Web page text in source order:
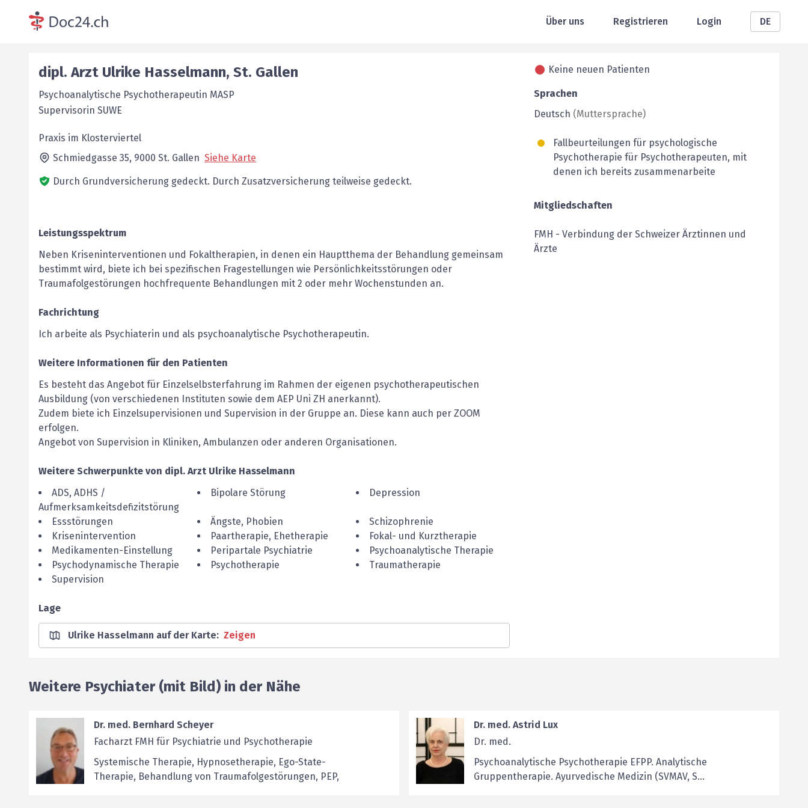
Über uns Registrieren Login DE
dipl. Arzt Ulrike Hasselmann, St. Gallen
Psychoanalytische Psychotherapeutin MASP
Supervisorin SUWE
Praxis im Klosterviertel
Schmiedgasse 35, 9000 St. Gallen Siehe Karte
Durch Grundversicherung gedeckt. Durch Zusatzversicherung teilweise gedeckt.
Leistungsspektrum
Neben Kriseninterventionen und Fokaltherapien, in denen ein Hauptthema der Behandlung gemeinsam
bestimmt wird, biete ich bei spezifischen Fragestellungen wie Persönlichkeitsstörungen oder
Traumafolgestörungen hochfrequente Behandlungen mit 2 oder mehr Wochenstunden an.
Fachrichtung
Ich arbeite als Psychiaterin und als psychoanalytische Psychotherapeutin.
Weitere Informationen für den Patienten
Es besteht das Angebot für Einzelselbsterfahrung im Rahmen der eigenen psychotherapeutischen
Ausbildung (von verschiedenen Instituten sowie dem AEP Uni ZH anerkannt).
Zudem biete ich Einzelsupervisionen und Supervision in der Gruppe an. Diese kann auch per ZOOM
erfolgen.
Angebot von Supervision in Kliniken, Ambulanzen oder anderen Organisationen.
Weitere Schwerpunkte von dipl. Arzt Ulrike Hasselmann
ADS, ADHS /
Aufmerksamkeitsdefizitstörung
Bipolare Störung Depression
Essstörungen Ängste, Phobien
Schizophrenie
Krisenintervention
Paartherapie, Ehetherapie
Fokal- und Kurztherapie
Medikamenten-Einstellung
Peripartale Psychiatrie
Psychoanalytische Therapie
Psychodynamische Therapie
Psychotherapie
Traumatherapie
Supervision
Lage
Ulrike Hasselmann auf der Karte: Zeigen
Keine neuen Patienten
Sprachen
Deutsch (Muttersprache)
Fallbeurteilungen für psychologische
Psychotherapie für Psychotherapeuten, mit
denen ich bereits zusammenarbeite
Mitgliedschaften
FMH - Verbindung der Schweizer Ärztinnen und
Ärzte
Weitere Psychiater (mit Bild) in der Nähe
Dr. med. Bernhard Scheyer
Facharzt FMH für Psychiatrie und Psychotherapie
Systemische Therapie, Hypnosetherapie, Ego-State-
Therapie, Behandlung von Traumafolgestörungen, PEP,
Dr. med. Astrid Lux
Dr. med.
Psychoanalytische Psychotherapie EFPP. Analytische
Gruppentherapie. Ayurvedische Medizin (SVMAV, S...